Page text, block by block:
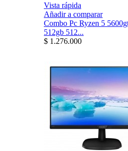
Vista rápida
Añadir a comparar
Combo Pc Ryzen 5
512gb 512...
$ 1.276.000